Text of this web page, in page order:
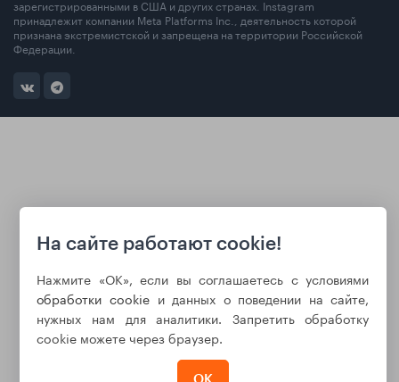
зарегистрированными в США и других странах. Instagram
принадлежит компании Meta Platforms Inc., деятельность которой
признана экстремистской и запрещена на территории Российской
Федерации.
На сайте работают cookie!
Нажмите «ОК», если вы соглашаетесь с условиями
обработки cookie и данных о поведении на сайте,
нужных нам для аналитики. Запретить обработку
cookie можете через браузер.